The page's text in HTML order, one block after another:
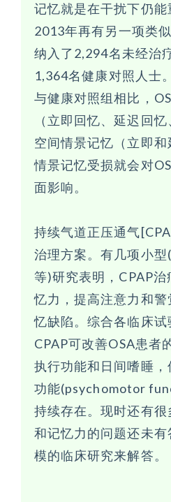
记忆就是在干扰下仍能
2013年再有另一项类
纳入了2,294名未经治
1,364名健康对照人士
与健康对照组相比，
（立即回忆、延迟回
空间情景记忆（立即和
情景记忆受损就会对
面影响。
持续气道正压通气
治理方案。有几项小
等)研究表明，CPAP
忆力，提高注意力和
忆缺陷。综合各临床试
CPAP可改善OSA患者
执行功能和日间嗜睡
功能(psychomotor
持续存在。现时还有
和记忆力的问题还未
模的临床研究来解答。